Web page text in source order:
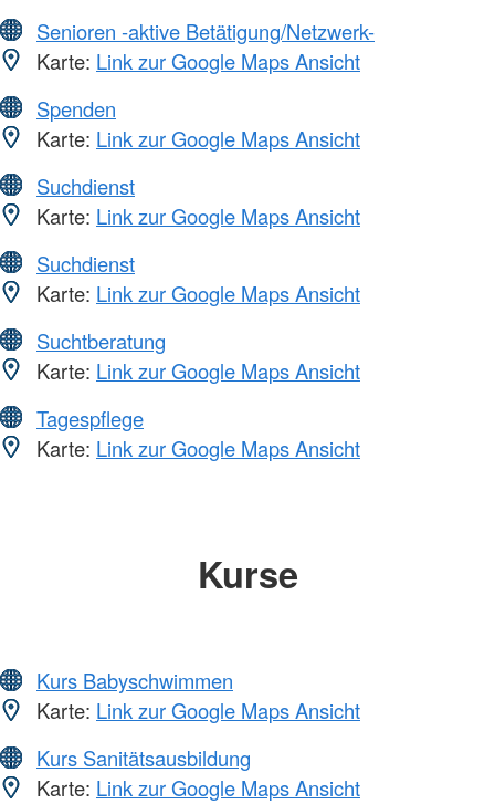
Senioren -aktive Betätigung/Netzwerk-
Karte: Link zur Google Maps Ansicht
Spenden
Karte: Link zur Google Maps Ansicht
Suchdienst
Karte: Link zur Google Maps Ansicht
Suchdienst
Karte: Link zur Google Maps Ansicht
Suchtberatung
Karte: Link zur Google Maps Ansicht
Tagespflege
Karte: Link zur Google Maps Ansicht
Kurse
Kurs Babyschwimmen
Karte: Link zur Google Maps Ansicht
Kurs Sanitätsausbildung
Karte: Link zur Google Maps Ansicht